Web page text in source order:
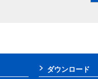
ダウンロード